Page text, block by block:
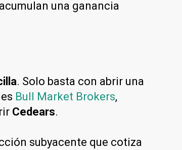
una ganancia
. Solo basta con abrir una
Bull Market Brokers,
Cedears.
subyacente que cotiza